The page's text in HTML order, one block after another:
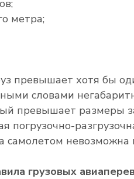
метра;
превышает хотя бы
словами
превышает размеры
погрузочно-
самолетом
грузовых